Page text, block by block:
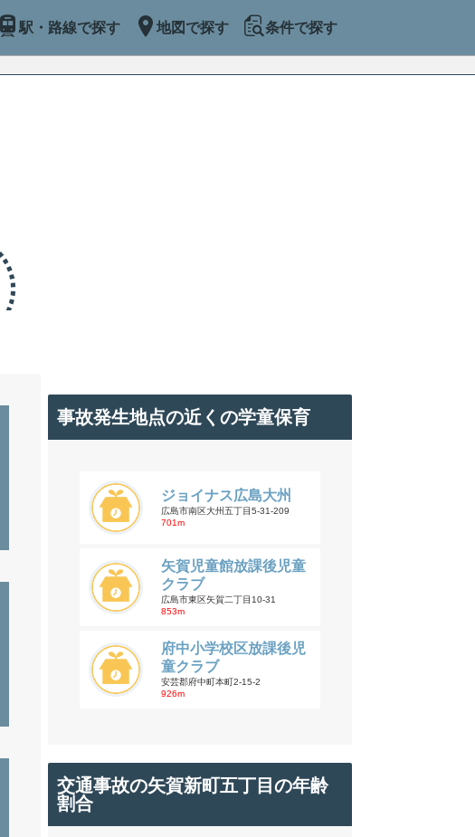
駅・路線で探す 地図で探す 条件で探す
事故発生地点の近くの学童保育
ジョイナス広島大州
広島市南区大州五丁目5-31-209
701m
矢賀児童館放課後児童
クラブ
広島市東区矢賀二丁目10-31
853m
府中小学校区放課後児
童クラブ
安芸郡府中町本町2-15-2
926m
交通事故の矢賀新町五丁目の年齢
割合